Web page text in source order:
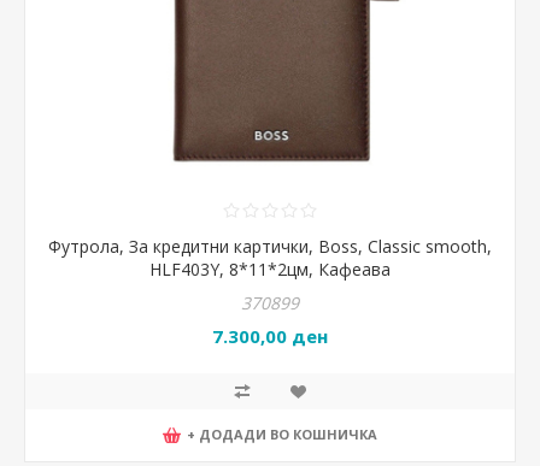
Футрола, За кредитни картички, Boss, Classic smooth,
HLF403Y, 8*11*2цм, Кафеава
370899
7.300,00 ден
+ ДОДАДИ ВО КОШНИЧКА